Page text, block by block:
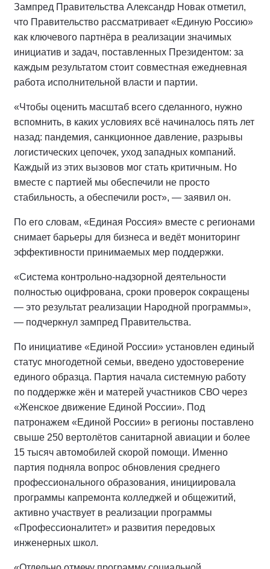
Зампред Правительства Александр Новак отметил,
что Правительство рассматривает «Единую Россию»
как ключевого партнёра в реализации значимых
инициатив и задач, поставленных Президентом: за
каждым результатом стоит совместная ежедневная
работа исполнительной власти и партии.
«Чтобы оценить масштаб всего сделанного, нужно
вспомнить, в каких условиях всё начиналось пять лет
назад: пандемия, санкционное давление, разрывы
логистических цепочек, уход западных компаний.
Каждый из этих вызовов мог стать критичным. Но
вместе с партией мы обеспечили не просто
стабильность, а обеспечили рост», — заявил он.
По его словам, «Единая Россия» вместе с регионами
снимает барьеры для бизнеса и ведёт мониторинг
эффективности принимаемых мер поддержки.
«Система контрольно-надзорной деятельности
полностью оцифрована, сроки проверок сокращены
— это результат реализации Народной программы»,
— подчеркнул зампред Правительства.
По инициативе «Единой России» установлен единый
статус многодетной семьи, введено удостоверение
единого образца. Партия начала системную работу
по поддержке жён и матерей участников СВО через
«Женское движение Единой России». Под
патронажем «Единой России» в регионы поставлено
свыше 250 вертолётов санитарной авиации и более
15 тысяч автомобилей скорой помощи. Именно
партия подняла вопрос обновления среднего
профессионального образования, инициировала
программы капремонта колледжей и общежитий,
активно участвует в реализации программы
«Профессионалитет» и развития передовых
инженерных школ.